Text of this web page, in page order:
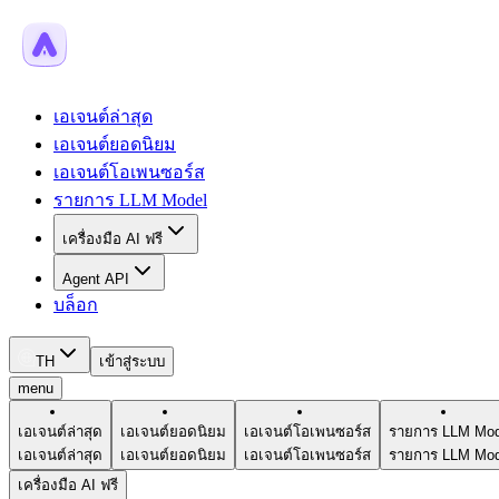
เอเจนต์ล่าสุด
เอเจนต์ยอดนิยม
เอเจนต์โอเพนซอร์ส
รายการ LLM Model
เครื่องมือ AI ฟรี
Agent API
บล็อก
TH
เข้าสู่ระบบ
menu
เอเจนต์ล่าสุด
เอเจนต์ล่าสุด
เอเจนต์ยอดนิยม
เอเจนต์ยอดนิยม
เอเจนต์โอเพนซอร์ส
เอเจนต์โอเพนซอร์ส
รายการ LLM
รายการ LLM
เครื่องมือ AI ฟรี